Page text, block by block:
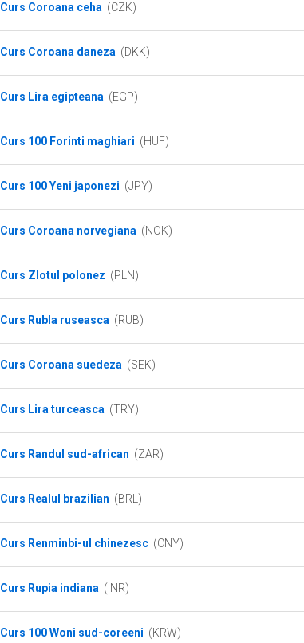
Curs Coroana ceha (CZK)
Curs Coroana daneza (DKK)
Curs Lira egipteana (EGP)
Curs 100 Forinti maghiari (HUF)
Curs 100 Yeni japonezi (JPY)
Curs Coroana norvegiana (NOK)
Curs Zlotul polonez (PLN)
Curs Rubla ruseasca (RUB)
Curs Coroana suedeza (SEK)
Curs Lira turceasca (TRY)
Curs Randul sud-african (ZAR)
Curs Realul brazilian (BRL)
Curs Renminbi-ul chinezesc (CNY)
Curs Rupia indiana (INR)
Curs 100 Woni sud-coreeni (KRW)